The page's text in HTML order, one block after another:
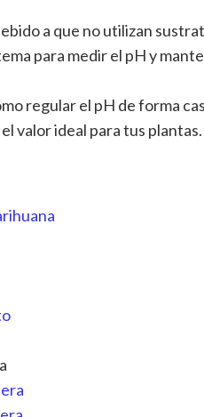
a que no utilizan
para medir el pH y
regular el pH de forma
valor ideal para tus plantas.